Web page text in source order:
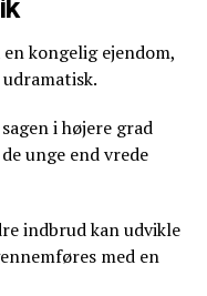
kongelig ejendom,
i højere grad
unge end vrede
indbrud kan udvikle
med en